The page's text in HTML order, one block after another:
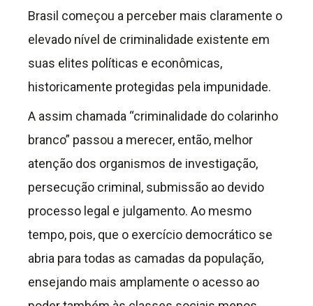
Brasil começou a perceber mais claramente o
elevado nível de criminalidade existente em
suas elites políticas e econômicas,
historicamente protegidas pela impunidade.
A assim chamada “criminalidade do colarinho
branco” passou a merecer, então, melhor
atenção dos organismos de investigação,
persecução criminal, submissão ao devido
processo legal e julgamento. Ao mesmo
tempo, pois, que o exercício democrático se
abria para todas as camadas da população,
ensejando mais amplamente o acesso ao